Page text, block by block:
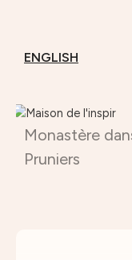
ENGLISH
Monastère
Pruniers